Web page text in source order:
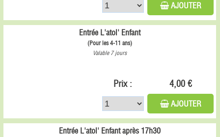
AJOUTER
Entrée L'atol' Enfant
(Pour les 4-11 ans)
Valable 7 jours
Prix : 4,00 €
AJOUTER
Entrée L'atol' Enfant après 17h30